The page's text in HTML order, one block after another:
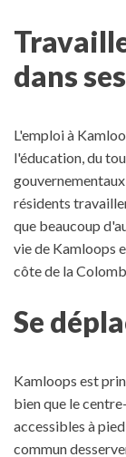
dans
L'emploi à
l'éducation, du
résidents
que beaucoup
vie de Kamloops
côte de la
Se
Kamloops est
bien que le
accessibles à
commun